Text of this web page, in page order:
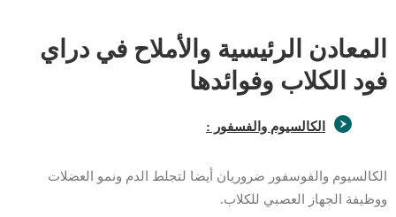
المعادن الرئيسية والأملاح في دراي
فود الكلاب وفوائدها
الكالسيوم والفسفور :
الكالسيوم والفوسفور ضروريان أيضا لتجلط الدم ونمو العضلات
ووظيفة الجهاز العصبي للكلاب.